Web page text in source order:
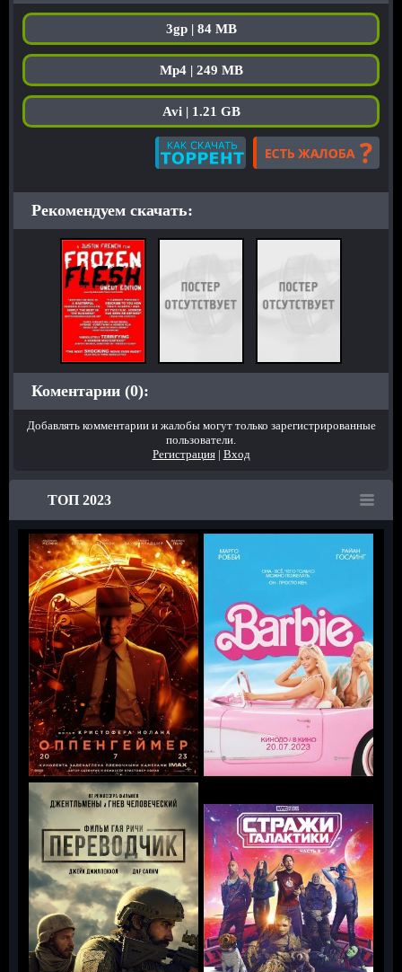
3gp | 84 MB
Mp4 | 249 MB
Avi | 1.21 GB
Рекомендуем скачать:
Коментарии (0):
Добавлять комментарии и жалобы могут только зарегистрированные
пользователи.
Регистрация| Вход
ТОП 2023